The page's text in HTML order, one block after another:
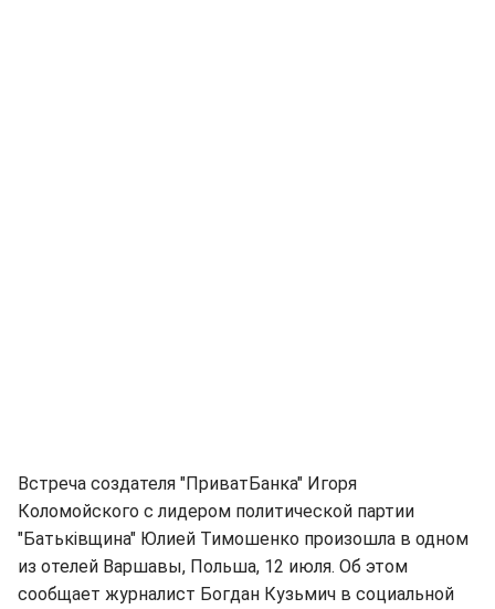
Встреча создателя "ПриватБанка" Игоря
Коломойского с лидером политической партии
"Батьківщина" Юлией Тимошенко произошла в одном
из отелей Варшавы, Польша, 12 июля. Об этом
сообщает журналист Богдан Кузьмич в социальной